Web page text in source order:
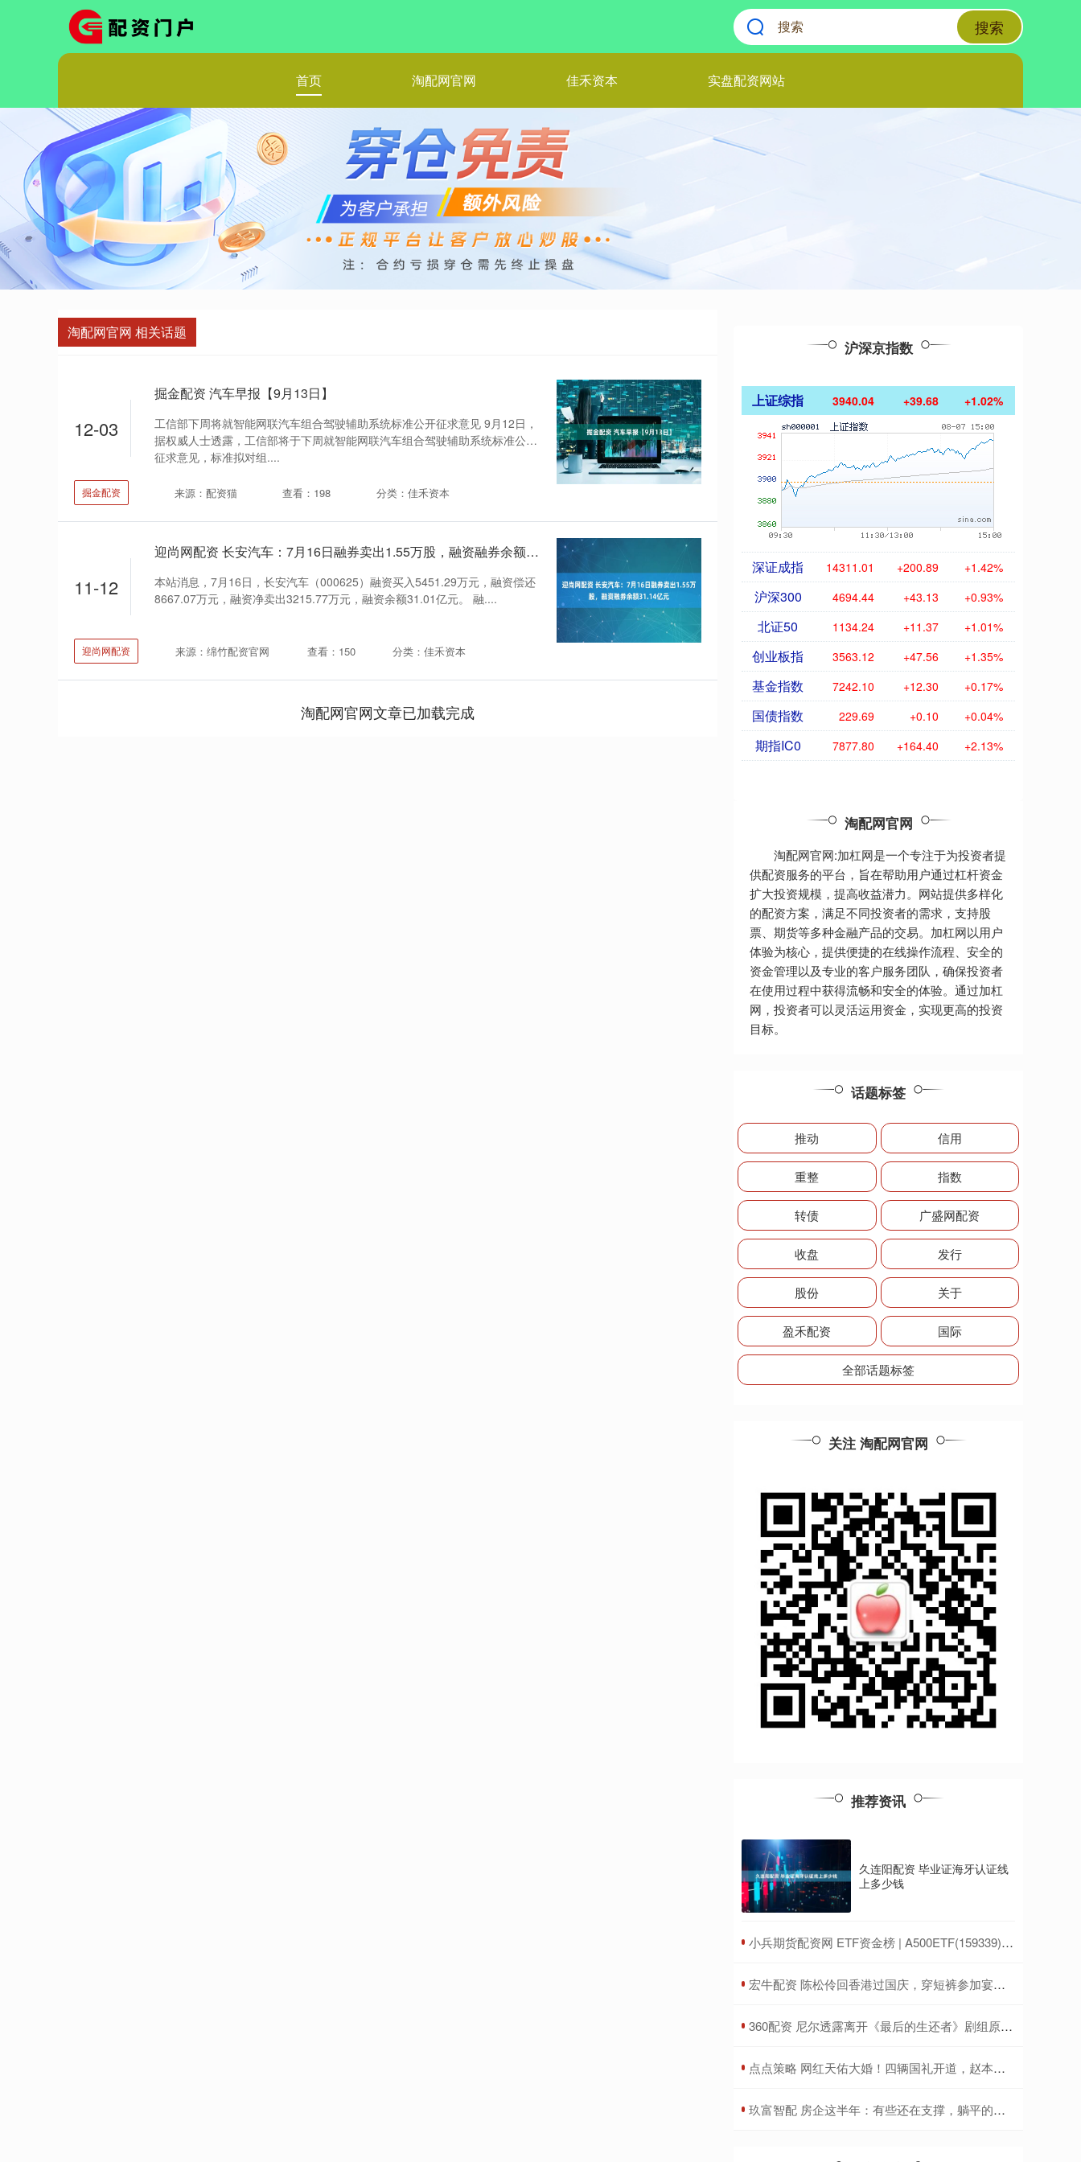
搜索
首页 淘配网官网 佳禾资本 实盘配资网站
淘配网官网 相关话题
12-03
掘金配资 汽车早报【9月13日】
工信部下周将就智能网联汽车组合驾驶辅助系统标准公开征求意见 9月12日，
据权威人士透露，工信部将于下周就智能网联汽车组合驾驶辅助系统标准公开
征求意见，标准拟对组....
掘金配资 来源：配资猫 查看：198 分类：佳禾资本
11-12
迎尚网配资 长安汽车：7月16日融券卖出1.55万股，融资融券余额31.14亿元
本站消息，7月16日，长安汽车（000625）融资买入5451.29万元，融资偿还
8667.07万元，融资净卖出3215.77万元，融资余额31.01亿元。 融....
迎尚网配资 来源：绵竹配资官网 查看：150 分类：佳禾资本
淘配网官网文章已加载完成
沪深京指数
上证综指 3940.04 +39.68 +1.02%
深证成指 14311.01 +200.89 +1.42%
沪深300 4694.44 +43.13 +0.93%
北证50 1134.24 +11.37 +1.01%
创业板指 3563.12 +47.56 +1.35%
基金指数 7242.10 +12.30 +0.17%
国债指数 229.69 +0.10 +0.04%
期指IC0 7877.80 +164.40 +2.13%
淘配网官网
淘配网官网:加杠网是一个专注于为投资者提
供配资服务的平台，旨在帮助用户通过杠杆资金
扩大投资规模，提高收益潜力。网站提供多样化
的配资方案，满足不同投资者的需求，支持股
票、期货等多种金融产品的交易。加杠网以用户
体验为核心，提供便捷的在线操作流程、安全的
资金管理以及专业的客户服务团队，确保投资者
在使用过程中获得流畅和安全的体验。通过加杠
网，投资者可以灵活运用资金，实现更高的投资
目标。
话题标签
推动 信用
重整 指数
转债 广盛网配资
收盘 发行
股份 关于
盈禾配资 国际
全部话题标签
关注 淘配网官网
推荐资讯
久连阳配资 毕业证海牙认证线
上多少钱
​小兵期货配资网 ETF资金榜 | A500ETF(159339)：净流出1.64亿元，居可比基金前三-20250711
​宏牛配资 陈松伶回香港过国庆，穿短裤参加宴会身材苗条，小9岁丈夫好健硕
​360配资 尼尔透露离开《最后的生还者》剧组原因：为了做游戏
​点点策略 网红天佑大婚！四辆国礼开道，赵本山女儿送上贺礼
​玖富智配 房企这半年：有些还在支撑，躺平的却早已过上了好日子